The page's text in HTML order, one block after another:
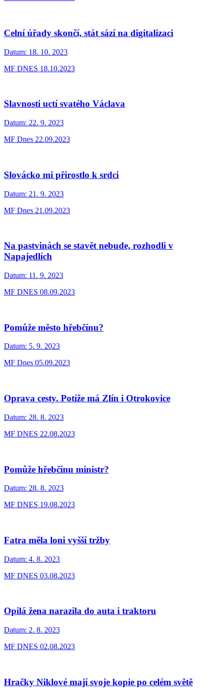
Celní úřady skončí, stát sází na digitalizaci
Datum: 18. 10. 2023
MF DNES 18.10.2023
Slavnosti uctí svatého Václava
Datum: 22. 9. 2023
MF Dnes 22.09.2023
Slovácko mi přirostlo k srdci
Datum: 21. 9. 2023
MF Dnes 21.09.2023
Na pastvinách se stavět nebude, rozhodli v
Napajedlích
Datum: 11. 9. 2023
MF DNES 08.09.2023
Pomůže město hřebčínu?
Datum: 5. 9. 2023
MF Dnes 05.09.2023
Oprava cesty. Potíže má Zlín i Otrokovice
Datum: 28. 8. 2023
MF DNES 22.08.2023
Pomůže hřebčínu ministr?
Datum: 28. 8. 2023
MF DNES 19.08.2023
Fatra měla loni vyšší tržby
Datum: 4. 8. 2023
MF DNES 03.08.2023
Opilá žena narazila do auta i traktoru
Datum: 2. 8. 2023
MF DNES 02.08.2023
Hračky Niklové mají svoje kopie po celém světě